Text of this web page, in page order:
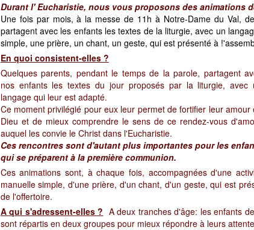
Durant l' Eucharistie, nous vous proposons des animations
Une fois par mois, à la messe de 11h à Notre-Dame du Val,
partagent avec les enfants les textes de la liturgie, avec un
simple, une prière, un chant, un geste, qui est présenté à
En quoi consistent-elles ?
Quelques parents, pendant le temps de la parole, partagent
nos enfants les textes du jour proposés par la liturgie, avec
langage qui leur est adapté.
Ce moment privilégié pour eux leur permet de fortifier leur amour
Dieu et de mieux comprendre le sens de ce rendez-vous
auquel les convie le Christ dans l'Eucharistie.
Ces rencontres sont d'autant plus importantes pour les
qui se préparent à la première communion.
Ces animations sont, à chaque fois, accompagnées d'une
manuelle simple, d'une prière, d'un chant, d'un geste, qui est
de l'offertoire.
A qui s'adressent-elles ? A deux tranches d'âge: les enfants
sont répartis en deux groupes pour mieux répondre à leurs